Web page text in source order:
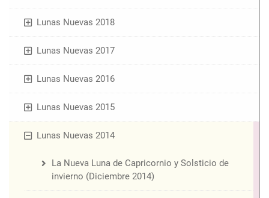
Lunas Nuevas 2018
Lunas Nuevas 2017
Lunas Nuevas 2016
Lunas Nuevas 2015
Lunas Nuevas 2014
La Nueva Luna de Capricornio y Solsticio de
invierno (Diciembre 2014)